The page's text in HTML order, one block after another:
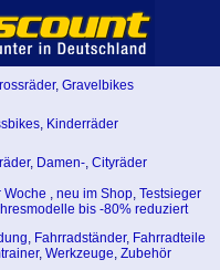
, Gravelbikes
, Kinderräder
, Damen-, Cityräder
Woche , neu im Shop, Testsieger
bis -80% reduziert
, Fahrradständer, Fahrradteile
, Werkzeuge, Zubehör